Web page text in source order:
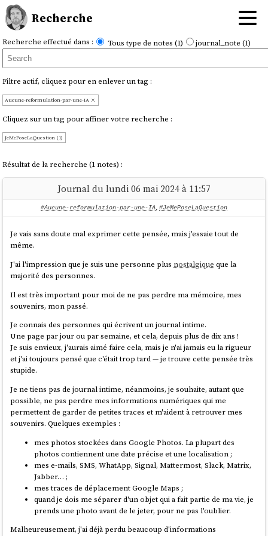
Recherche
Recherche effectué dans : Tous type de notes (1) journal_note (1)
Filtre actif, cliquez pour en enlever un tag :
Aucune-reformulation-par-une-IA
Cliquez sur un tag pour affiner votre recherche :
JeMePoseLaQuestion (1)
Résultat de la recherche (1 notes) :
Journal du lundi 06 mai 2024 à 11:57
#Aucune-reformulation-par-une-IA, #JeMePoseLaQuestion
Je vais sans doute mal exprimer cette pensée, mais j'essaie tout de
même.
J'ai l'impression que je suis une personne plus nostalgique que la
majorité des personnes.
Il est très important pour moi de ne pas perdre ma mémoire, mes
souvenirs, mon passé.
Je connais des personnes qui écrivent un journal intime.
Une page par jour ou par semaine, et cela, depuis plus de dix ans !
Je suis envieux, j'aurais aimé faire cela, mais je n'ai jamais eu la rigueur
et j'ai toujours pensé que c'était trop tard — je trouve cette pensée très
stupide.
Je ne tiens pas de journal intime, néanmoins, je souhaite, autant que
possible, ne pas perdre mes informations numériques qui me
permettent de garder de petites traces et m'aident à retrouver mes
souvenirs. Quelques exemples :
mes photos stockées dans Google Photos. La plupart des
photos contiennent une date précise et une localisation ;
mes e-mails, SMS, WhatApp, Signal, Mattermost, Slack, Matrix,
Jabber… ;
mes traces de déplacement Google Maps ;
quand je dois me séparer d'un objet qui a fait partie de ma vie, je
prends une photo avant de le jeter, pour ne pas l'oublier.
Malheureusement, j'ai déjà perdu beaucoup d'informations